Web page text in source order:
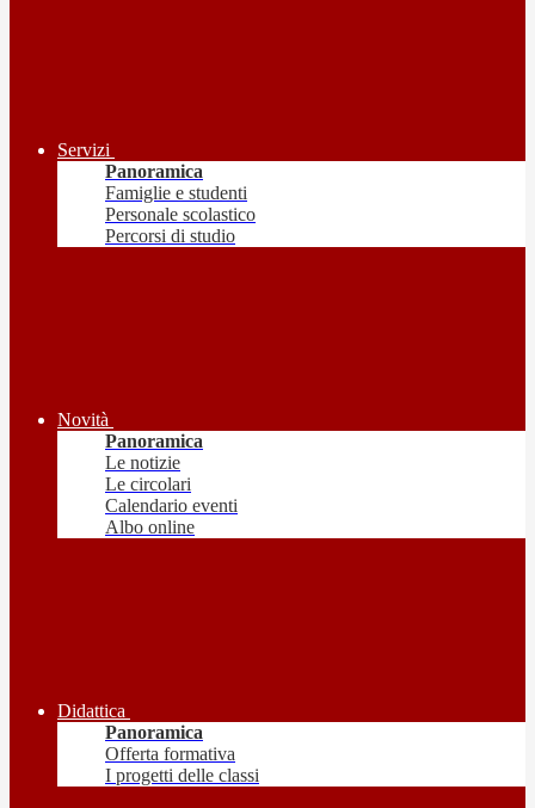
Servizi
Panoramica
Famiglie e studenti
Personale scolastico
Percorsi di studio
Novità
Panoramica
Le notizie
Le circolari
Calendario eventi
Albo online
Didattica
Panoramica
Offerta formativa
I progetti delle classi